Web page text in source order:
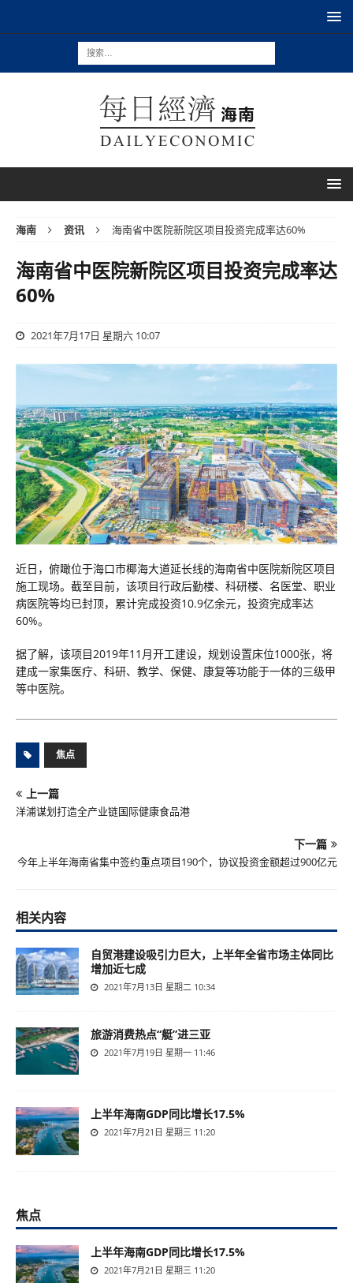
海南 资讯 海南省中医院新院区项目投资完成率达60%
海南省中医院新院区项目投资完成率达
60%
2021年7月17日 星期六 10:07
近日，俯瞰位于海口市椰海大道延长线的海南省中医院新院区项目
施工现场。截至目前，该项目行政后勤楼、科研楼、名医堂、职业
病医院等均已封顶，累计完成投资10.9亿余元，投资完成率达
60%。
据了解，该项目2019年11月开工建设，规划设置床位1000张，将
建成一家集医疗、科研、教学、保健、康复等功能于一体的三级甲
等中医院。
焦点
上一篇
洋浦谋划打造全产业链国际健康食品港
下一篇
今年上半年海南省集中签约重点项目190个，协议投资金额超过900亿元
相关内容
自贸港建设吸引力巨大，上半年全省市场主体同比
增加近七成
2021年7月13日 星期二 10:34
旅游消费热点“艇”进三亚
2021年7月19日 星期一 11:46
上半年海南GDP同比增长17.5%
2021年7月21日 星期三 11:20
焦点
上半年海南GDP同比增长17.5%
2021年7月21日 星期三 11:20